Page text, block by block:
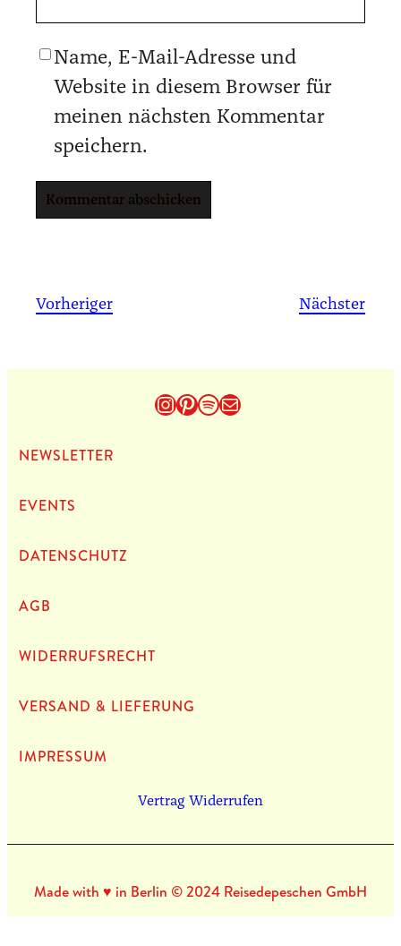
Name, E-Mail-Adresse und
Website in diesem Browser für
meinen nächsten Kommentar
speichern.
Vorheriger Nächster
Instagram
Pinterest
Spotify
E-Mail
NEWS­LET­TER
EVENTS
DATEN­SCHUTZ
AGB
WIDERRUFSRECHT
VERSAND & LIEFERUNG
IMPRES­SUM
Vertrag Widerrufen
Made with ♥ in Berlin © 2024 Reisedepeschen GmbH